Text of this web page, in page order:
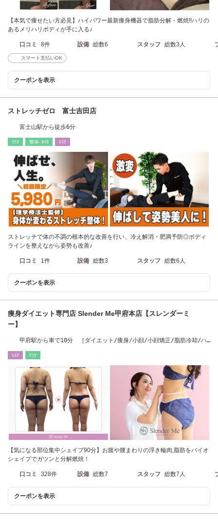
【本気で痩せたい方必見】ハイパワー最新痩身機器で脂肪分解・燃焼!!ハリの
あるメリハリボディが手に入る♪
口コミ 8件 設備 総数6 スタッフ 総数3人
スマート支払いOK
クーポンを表示
ストレッチゼロ 富士吉田店
富士山駅から徒歩6分
ﾘﾗｸ 整体･ｶｲﾛ ｴｽﾃ
ストレッチで体の不調の根本的な改善を行い、冷え解消・肥満予防◎ボディ
ラインを整えながら姿勢も改善♪
口コミ 1件 設備 総数3 スタッフ 総数6人
クーポンを表示
痩身ダイエット専門店 Slender Me甲府本店【スレンダーミ
ー】
甲府駅から車で10分 ［ダイエット/痩身/小顔/小顔矯正/脂肪冷却/ハ
ｴｽﾃ ﾘﾗｸ
【気になる部位集中シェイプ90分】お腹や腰まわりの浮き輪肉,脂肪をバイオ
シェイプでガツンと分解燃焼！
口コミ 328件 設備 総数7 スタッフ 総数7人
クーポンを表示